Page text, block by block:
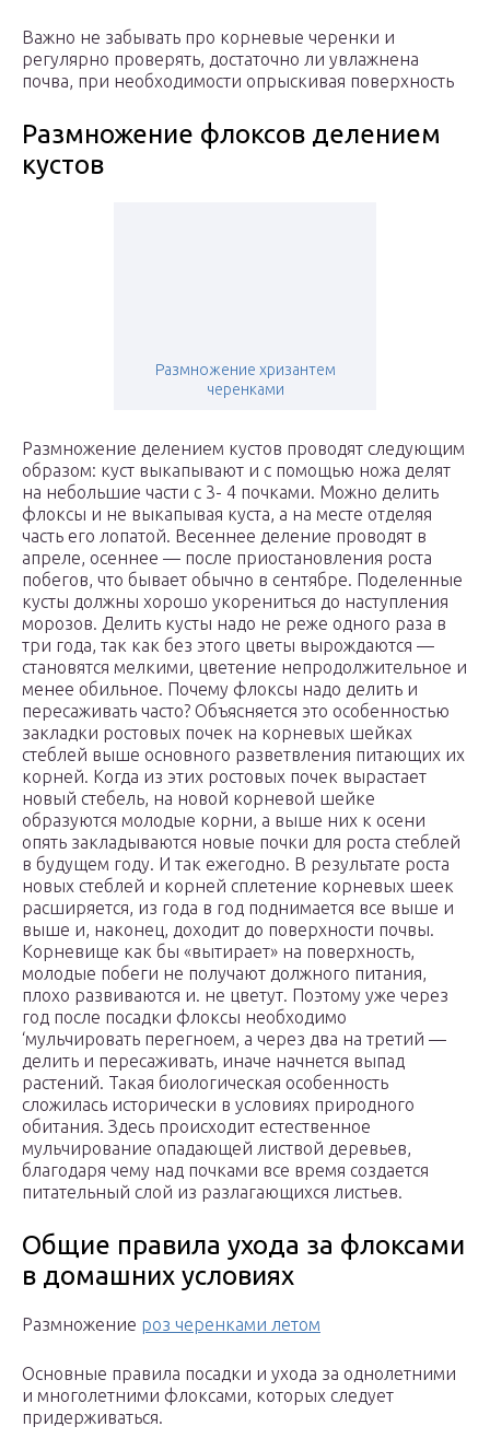
Важно не забывать про корневые черенки и
регулярно проверять, достаточно ли увлажнена
почва, при необходимости опрыскивая поверхность
Размножение флоксов делением
кустов
Размножение хризантем
черенками
Размножение делением кустов проводят следующим
образом: куст выкапывают и с помощью ножа делят
на небольшие части с 3- 4 почками. Можно делить
флоксы и не выкапывая куста, а на месте отделяя
часть его лопатой. Весеннее деление проводят в
апреле, осеннее — после приостановления роста
побегов, что бывает обычно в сентябре. Поделенные
кусты должны хорошо укорениться до наступления
морозов. Делить кусты надо не реже одного раза в
три года, так как без этого цветы вырождаются —
становятся мелкими, цветение непродолжительное и
менее обильное. Почему флоксы надо делить и
пересаживать часто? Объясняется это особенностью
закладки ростовых почек на корневых шейках
стеблей выше основного разветвления питающих их
корней. Когда из этих ростовых почек вырастает
новый стебель, на новой корневой шейке
образуются молодые корни, а выше них к осени
опять закладываются новые почки для роста стеблей
в будущем году. И так ежегодно. В результате роста
новых стеблей и корней сплетение корневых шеек
расширяется, из года в год поднимается все выше и
выше и, наконец, доходит до поверхности почвы.
Корневище как бы «вытирает» на поверхность,
молодые побеги не получают должного питания,
плохо развиваются и. не цветут. Поэтому уже через
год после посадки флоксы необходимо
‘мульчировать перегноем, а через два на третий —
делить и пересаживать, иначе начнется выпад
растений. Такая биологическая особенность
сложилась исторически в условиях природного
обитания. Здесь происходит естественное
мульчирование опадающей листвой деревьев,
благодаря чему над почками все время создается
питательный слой из разлагающихся листьев.
Общие правила ухода за флоксами
в домашних условиях
Размножение роз черенками летом
Основные правила посадки и ухода за однолетними
и многолетними флоксами, которых следует
придерживаться.